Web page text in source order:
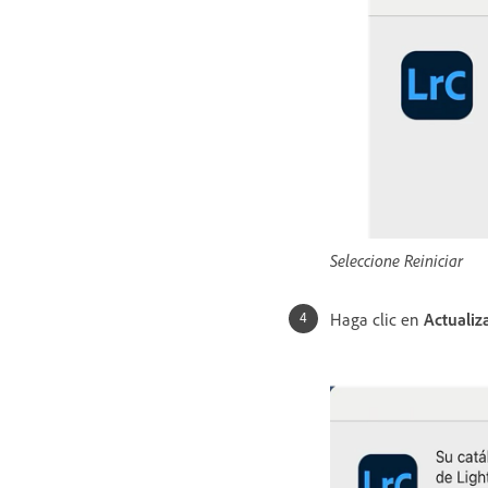
Seleccione Reiniciar
Haga clic en